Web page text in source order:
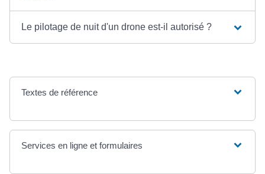
Le pilotage de nuit d'un drone est-il autorisé ?
Textes de référence
Services en ligne et formulaires